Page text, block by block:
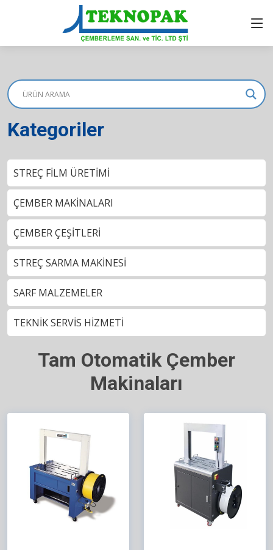
Kategoriler
STREÇ FİLM ÜRETİMİ
ÇEMBER MAKİNALARI
ÇEMBER ÇEŞİTLERİ
STREÇ SARMA MAKİNESİ
SARF MALZEMELER
TEKNİK SERVİS HİZMETİ
Tam Otomatik Çember
Makinaları